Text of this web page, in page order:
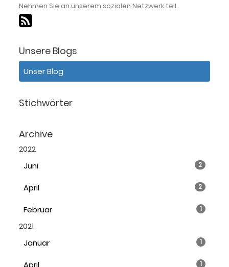
Nehmen Sie an unserem sozialen Netzwerk teil.
Unsere Blogs
Unser Blog
Stichwörter
Archive
2022
Juni 2
April 2
Februar 1
2021
Januar 1
April 1